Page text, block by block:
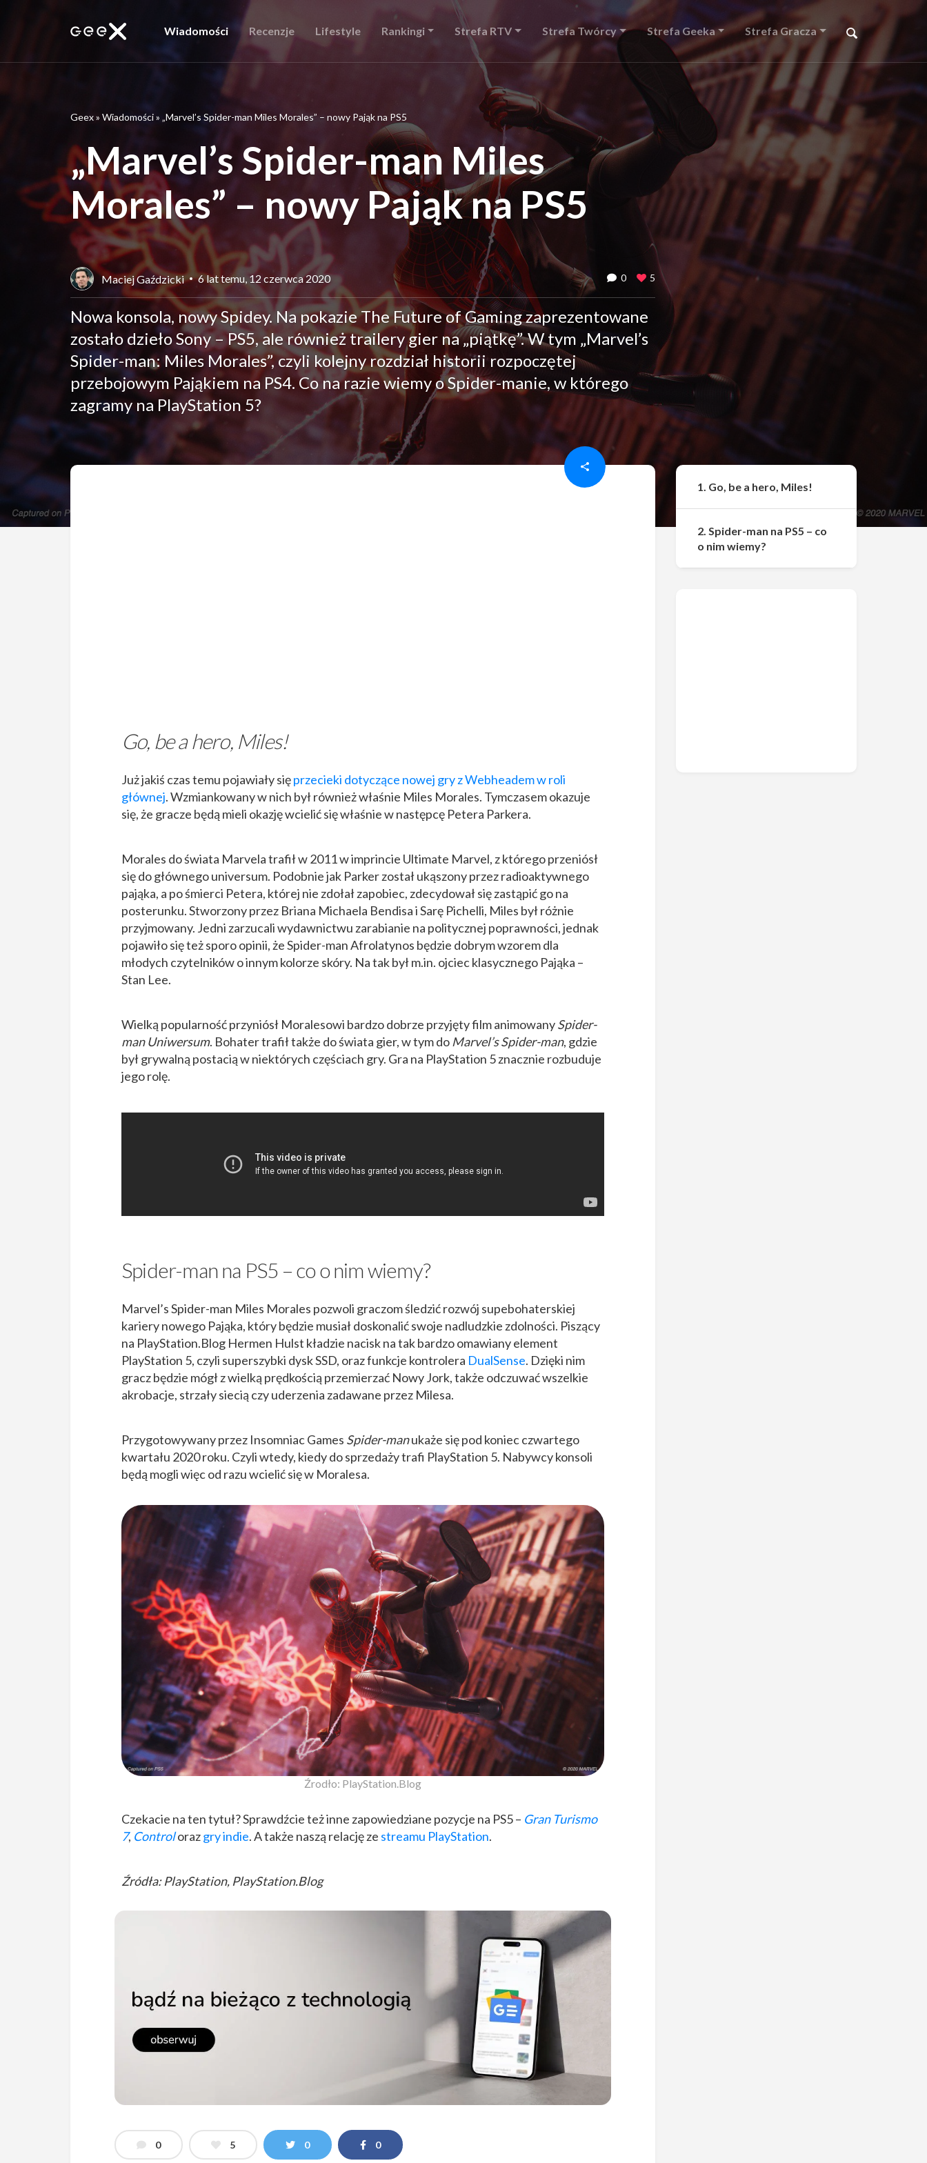
Wiadomości Recenzje Lifestyle Rankingi Strefa RTV Strefa Twórcy Strefa Geeka Strefa Gracza
Geex» Wiadomości» „Marvel’s Spider-man Miles Morales” – nowy Pająk na PS5
„Marvel’s Spider-man Miles
Morales” – nowy Pająk na PS5
Maciej Gaździcki 6 lat temu, 12 czerwca 2020 0 5
Nowa konsola, nowy Spidey. Na pokazie The Future of Gaming zaprezentowane
zostało dzieło Sony – PS5, ale również trailery gier na „piątkę”. W tym „Marvel’s
Spider-man: Miles Morales”, czyli kolejny rozdział historii rozpoczętej
przebojowym Pająkiem na PS4. Co na razie wiemy o Spider-manie, w którego
zagramy na PlayStation 5?
Go, be a hero, Miles!
Już jakiś czas temu pojawiały sięprzecieki dotyczące nowej gry z Webheadem w roli
głównej. Wzmiankowany w nich był również właśnie Miles Morales. Tymczasem okazuje
się, że gracze będą mieli okazję wcielić się właśnie w następcę Petera Parkera.
Morales do świata Marvela trafił w 2011 w imprincie Ultimate Marvel, z którego przeniósł
się do głównego universum. Podobnie jak Parker został ukąszony przez radioaktywnego
pająka, a po śmierci Petera, której nie zdołał zapobiec, zdecydował się zastąpić go na
posterunku. Stworzony przez Briana Michaela Bendisa i Sarę Pichelli, Miles był różnie
przyjmowany. Jedni zarzucali wydawnictwu zarabianie na politycznej poprawności, jednak
pojawiło się też sporo opinii, że Spider-man Afrolatynos będzie dobrym wzorem dla
młodych czytelników o innym kolorze skóry. Na tak był m.in. ojciec klasycznego Pająka –
Stan Lee.
Wielką popularność przyniósł Moralesowi bardzo dobrze przyjęty film animowanySpider-
man Uniwersum. Bohater trafił także do świata gier, w tym do Marvel’s Spider-man, gdzie
był grywalną postacią w niektórych częściach gry. Gra na PlayStation 5 znacznie rozbuduje
jego rolę.
Spider-man na PS5 – co o nim wiemy?
Marvel’s Spider-man Miles Morales pozwoli graczom śledzić rozwój supebohaterskiej
kariery nowego Pająka, który będzie musiał doskonalić swoje nadludzkie zdolności. Piszący
na PlayStation.Blog Hermen Hulst kładzie nacisk na tak bardzo omawiany element
PlayStation 5, czyli superszybki dysk SSD, oraz funkcje kontrolera DualSense. Dzięki nim
gracz będzie mógł z wielką prędkością przemierzać Nowy Jork, także odczuwać wszelkie
akrobacje, strzały siecią czy uderzenia zadawane przez Milesa.
Przygotowywany przez Insomniac Games Spider-manukaże się pod koniec czwartego
kwartału 2020 roku. Czyli wtedy, kiedy do sprzedaży trafi PlayStation 5. Nabywcy konsoli
będą mogli więc od razu wcielić się w Moralesa.
Źrodło: PlayStation.Blog
Czekacie na ten tytuł? Sprawdźcie też inne zapowiedziane pozycje na PS5 – Gran Turismo
7, Controlorazgry indie. A także naszą relację ze streamu PlayStation.
Źródła: PlayStation, PlayStation.Blog
0 5 0 0
1. Go, be a hero, Miles!
2. Spider-man na PS5 – co
o nim wiemy?